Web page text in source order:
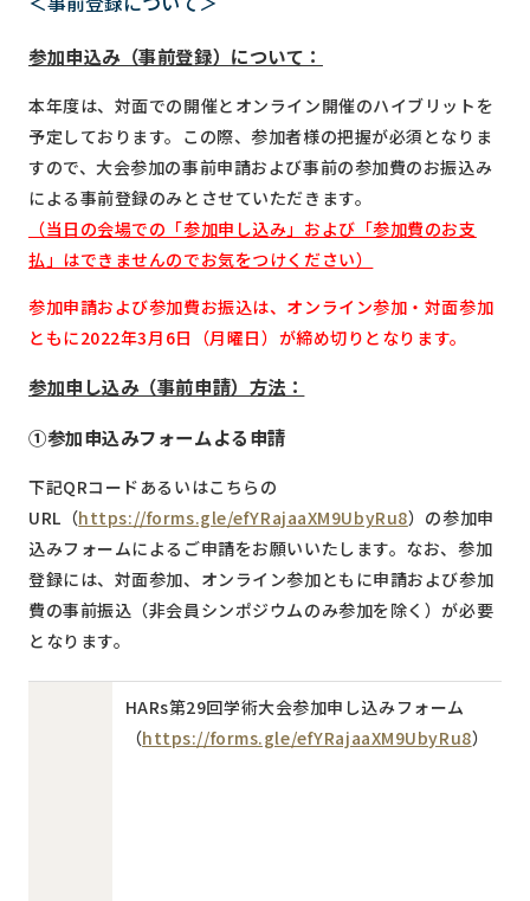
参加申込み（事前登録）について：
本年度は、対面での開催とオンライン開催のハイブリットを
予定しております。この際、参加者様の把握が必須となりま
すので、大会参加の事前申請および事前の参加費のお振込み
による事前登録のみとさせていただきます。
（当日の会場での「参加申し込み」および「参加費のお支
払」はできませんのでお気をつけください）
参加申請および参加費お振込は、オンライン参加・対面参加
ともに2022年3月6日（月曜日）が締め切りとなります。
参加申し込み（事前申請）方法：
①参加申込みフォームよる申請
下記QRコードあるいはこちらの
URL（https://forms.gle/efYRajaaXM9UbyRu8）の参加申
込みフォームによるご申請をお願いいたします。なお、参加
登録には、対面参加、オンライン参加ともに申請および参加
費の事前振込（非会員シンポジウムのみ参加を除く）が必要
となります。
HARs第29回学術大会参加申し込みフォーム
（https://forms.gle/efYRajaaXM9UbyRu8）